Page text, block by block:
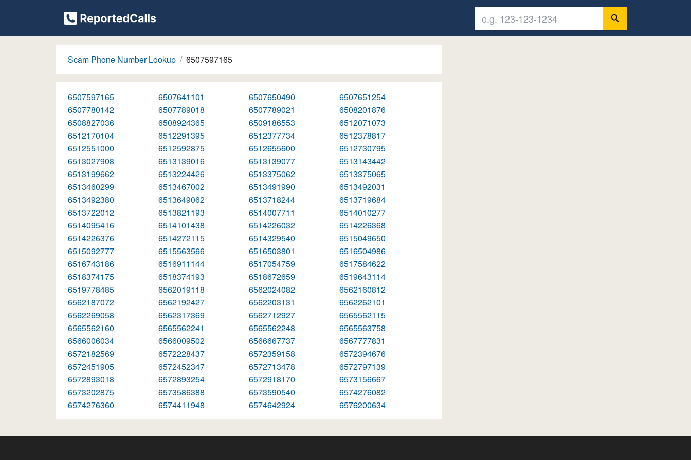
Scam Phone Number Lookup 6507597165
6507597165 6507641101 6507650490
6507651254
6507780142
6507789018 6507789021
6508201876
6508827036
6508924365 6509186553
6512071073
6512170104
6512291395 6512377734
6512378817
6512551000
6512592875 6512655600
6512730795
6513027908
6513139016 6513139077
6513143442
6513199662
6513224426 6513375062
6513375065
6513460299
6513467002 6513491990
6513492031
6513492380
6513649062 6513718244
6513719684
6513722012
6513821193 6514007711
6514010277
6514095416
6514101438 6514226032
6514226368
6514226376
6514272115 6514329540
6515049650
6515092777
6515563566 6516503801
6516504986
6516743186
6516911144 6517054759
6517584622
6518374175
6518374193 6518672659
6519643114
6519778485
6562019118 6562024082
6562160812
6562187072
6562192427 6562203131
6562262101
6562269058
6562317369 6562712927
6565562115
6565562160
6565562241 6565562248
6565563758
6566006034
6566009502 6566667737
6567777831
6572182569
6572228437 6572359158
6572394676
6572451905
6572452347 6572713478
6572797139
6572893018
6572893254 6572918170
6573156667
6573202875
6573586388 6573590540
6574276082
6574276360
6574411948 6574642924 6576200634